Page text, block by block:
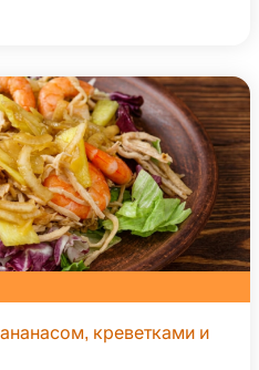
креветками и